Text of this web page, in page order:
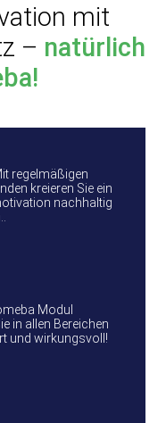
mit
– natürlich
regelmäßigen
kreieren Sie ein
nachhaltig
Modul
in allen Bereichen
und wirkungsvoll!